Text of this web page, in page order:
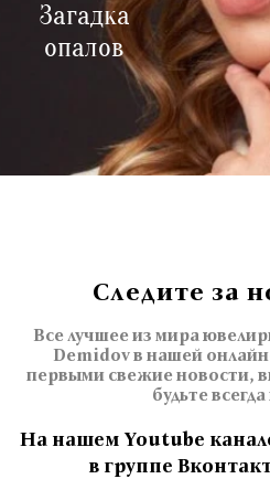
Загадка
опалов
Следите за
Все лучшее из мира
Demidov в нашей
первыми свежие новости,
будьте
На нашем Youtube
в группе